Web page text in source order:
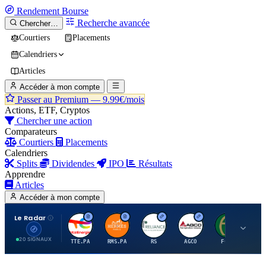
Rendement Bourse
Chercher… Recherche avancée
Courtiers
Placements
Calendriers
Articles
Accéder à mon compte
Passer au Premium — 9.99€/mois
Actions, ETF, Cryptos
Chercher une action
Comparateurs
Courtiers
Placements
Calendriers
Splits
Dividendes IPO
Résultats
Apprendre
Articles
Accéder à mon compte
Le Radar
20 SIGNAUX
T
TTE.PA
H
RMS.PA
R
RS
A
AGCO FCFS